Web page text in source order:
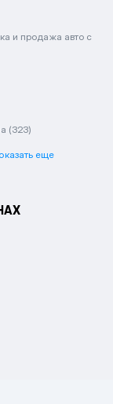
и продажа авто с
(323)
еще